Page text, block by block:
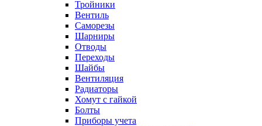
Тройники
Вентиль
Саморезы
Шарниры
Отводы
Переходы
Шайбы
Вентиляция
Радиаторы
Хомут с гайкой
Болты
Приборы учета